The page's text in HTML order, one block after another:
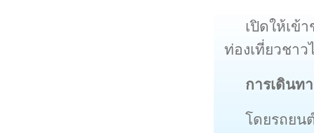
เปิดให้เข้
ท่องเที่ยวชาว
การเดินท
โดยรถยน